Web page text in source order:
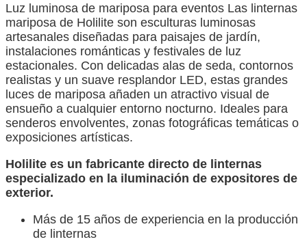
Luz luminosa de mariposa para eventos Las linternas
mariposa de Holilite son esculturas luminosas
artesanales diseñadas para paisajes de jardín,
instalaciones románticas y festivales de luz
estacionales. Con delicadas alas de seda, contornos
realistas y un suave resplandor LED, estas grandes
luces de mariposa añaden un atractivo visual de
ensueño a cualquier entorno nocturno. Ideales para
senderos envolventes, zonas fotográficas temáticas o
exposiciones artísticas.
Holilite es un fabricante directo de linternas
especializado en la iluminación de expositores de
exterior.
Más de 15 años de experiencia en la producción
de linternas